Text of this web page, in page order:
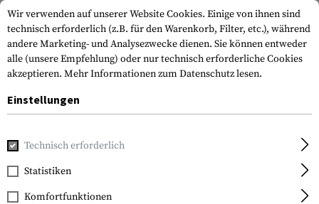
Home Tactical Gear Ersatzteile &
FILTER
Wir verwenden auf unserer Website Cookies. Einige von ihnen sind
technisch erforderlich (z.B. für den Warenkorb, Filter, etc.), während
andere Marketing- und Analysezwecke dienen. Sie können entweder
alle (unsere Empfehlung) oder nur technisch erforderliche Cookies
akzeptieren. Mehr Informationen zum Datenschutz lesen.
Einstellungen
Technisch erforderlich
Statistiken
Komfortfunktionen